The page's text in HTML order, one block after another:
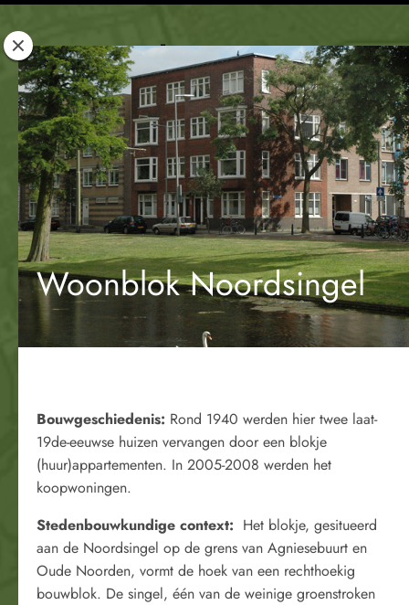
Rotterdam
Woont
Woonblok Noordsingel
Bouwgeschiedenis: Rond 1940 werden hier twee laat-
19de-eeuwse huizen vervangen door een blokje
(huur)appartementen. In 2005-2008 werden het
koopwoningen.
Stedenbouwkundige context: Het blokje, gesitueerd
aan de Noordsingel op de grens van Agniesebuurt en
Oude Noorden, vormt de hoek van een rechthoekig
bouwblok. De singel, één van de weinige groenstroken